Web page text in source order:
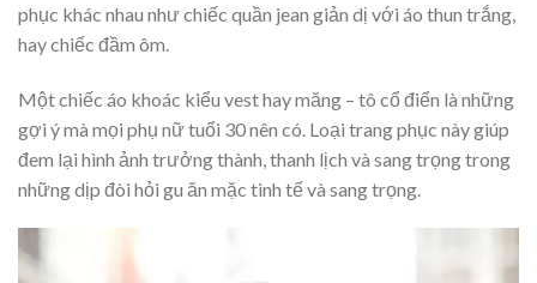
phục khác nhau như chiếc quần jean giản dị với áo thun trắng,
hay chiếc đầm ôm.
Một chiếc áo khoác kiểu vest hay măng – tô cổ điển là những
gợi ý mà mọi phụ nữ tuổi 30 nên có. Loại trang phục này giúp
đem lại hình ảnh trưởng thành, thanh lịch và sang trọng trong
những dịp đòi hỏi gu ăn mặc tinh tế và sang trọng.